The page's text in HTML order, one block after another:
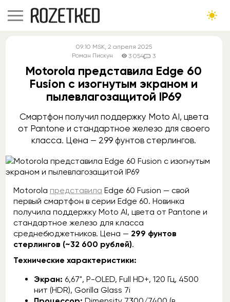
09:10 MSK, 2 апреля 2025
Роман Пискун
3 054 3
Motorola представила Edge 60
Fusion с изогнутым экраном и
пылевлагозащитой IP69
Смартфон получил поддержку Moto AI, цвета
от Pantone и стандартное железо для своего
класса. Цена — 299 фунтов стерлингов.
Motorola представила Edge 60 Fusion — свой
первый смартфон в серии Edge 60. Новинка
получила поддержку Moto AI, цвета от Pantone и
стандартное железо для класса
среднебюджетников. Цена — 299 фунтов
стерлингов (~32 600 рублей).
Технические характеристики:
Экран: 6,67", P-OLED, Full HD+, 120 Гц, 4500
нит (HDR), Gorilla Glass 7i